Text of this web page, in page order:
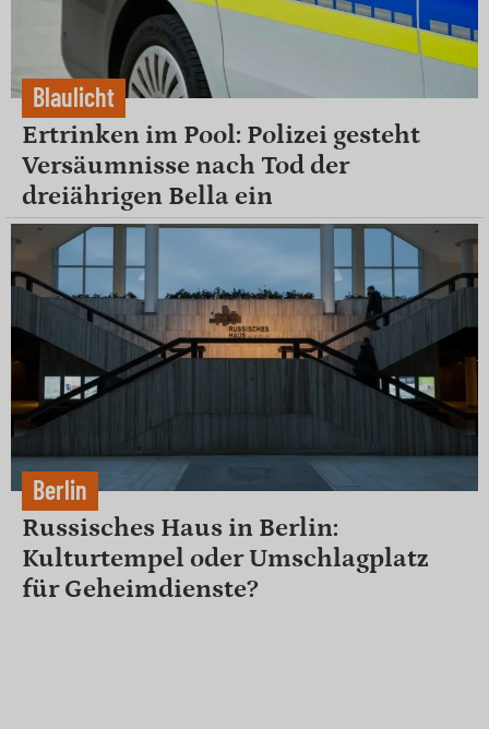
Blaulicht
Ertrinken im Pool: Polizei gesteht
Versäumnisse nach Tod der
dreiährigen Bella ein
Berlin
Russisches Haus in Berlin:
Kulturtempel oder Umschlagplatz
für Geheimdienste?